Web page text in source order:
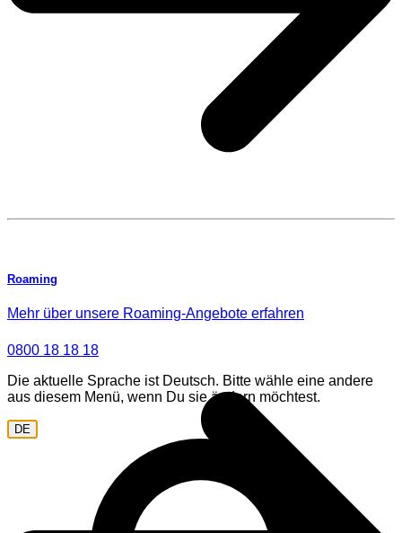
0800 18 18 18
Die aktuelle Sprache ist Deutsch. Bitte wähle eine andere
aus diesem Menü, wenn Du sie ändern möchtest.
DE
Roaming
Mehr über unsere Roaming-Angebote erfahren